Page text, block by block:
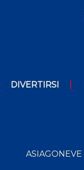
DIVERTIRSI